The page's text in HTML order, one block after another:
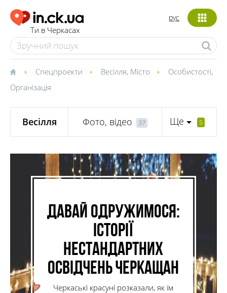
Ти в Черкасах
рус
Спецпроекти Весілля, Місто Особистості,
Організація
Весілля Фото, відео 37 Ще 5
Давай одружимося:
історії
нестандартних
освідчень черкащан
Черкаські красуні розказали, як їм